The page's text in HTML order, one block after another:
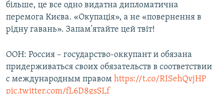
більше, це все одно видатна дипломатична
перемога Києва. «Окупація», а не «повернення в
рідну гавань». Запам'ятайте цей твіт!
ООН: Россия – государство-оккупант и обязана
придерживаться своих обязательств в соответствии
с международным правом https://t.co/RISehQvjHP
pic.twitter.com/fL6D8gsSLf